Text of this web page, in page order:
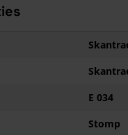
zeven jaar garantie
E 034
Stomp